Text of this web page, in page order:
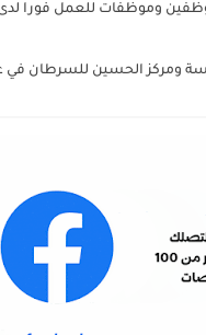
وموظفات للعمل فورا
ومركز الحسين للسرطان في